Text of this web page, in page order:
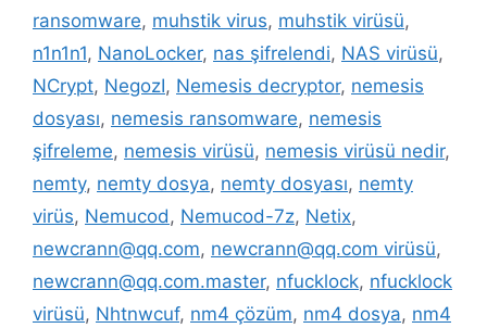
ransomware, muhstik virus, muhstik virüsü,
n1n1n1, NanoLocker, nas şifrelendi, NAS virüsü,
NCrypt, NegozI, Nemesis decryptor, nemesis
dosyası, nemesis ransomware, nemesis
şifreleme, nemesis virüsü, nemesis virüsü nedir,
nemty, nemty dosya, nemty dosyası, nemty
virüs, Nemucod, Nemucod-7z, Netix,
newcrann@qq.com, newcrann@qq.com virüsü,
newcrann@qq.com.master, nfucklock, nfucklock
virüsü, Nhtnwcuf, nm4 çözüm, nm4 dosya, nm4